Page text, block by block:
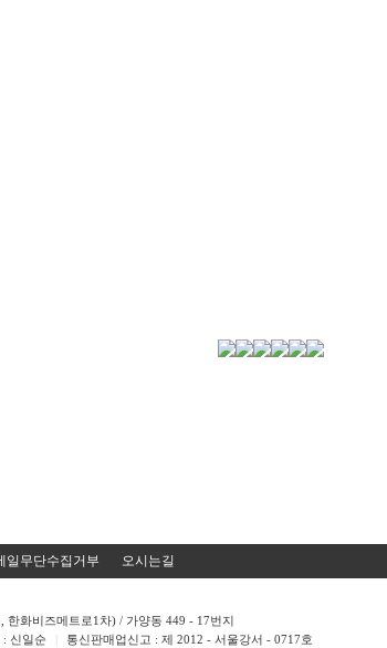
일무단수집거부 오시는길
한화비즈메트로1차) / 가양동 449 - 17번지
: 신일순 통신판매업신고 : 제 2012 - 서울강서 - 0717호